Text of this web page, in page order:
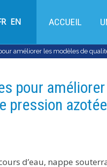
EN ACCUEIL
améliorer les modèles de
pour
pression
d’eau, nappe